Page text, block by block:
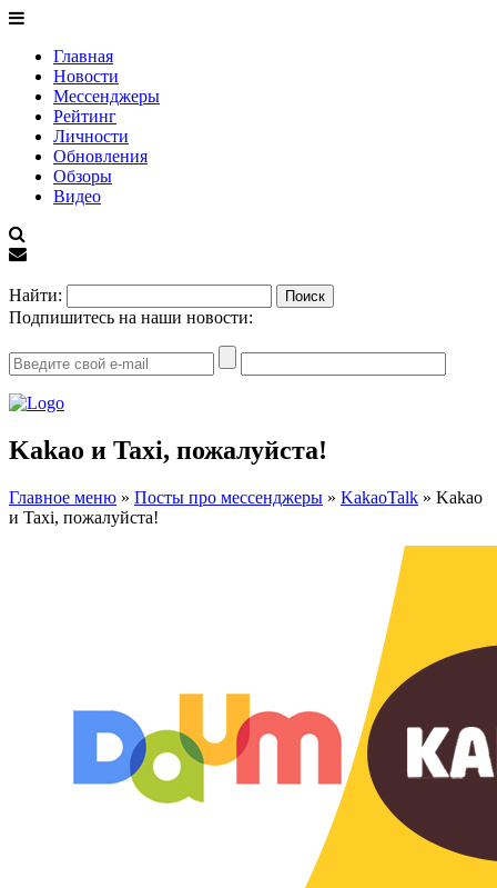
Главная
Новости
Мессенджеры
Рейтинг
Личности
Обновления
Обзоры
Видео
Найти:
Подпишитесь на наши новости:
Kakao и Taxi, пожалуйста!
Главное меню » Посты про мессенджеры » KakaoTalk » Kakao
и Taxi, пожалуйста!